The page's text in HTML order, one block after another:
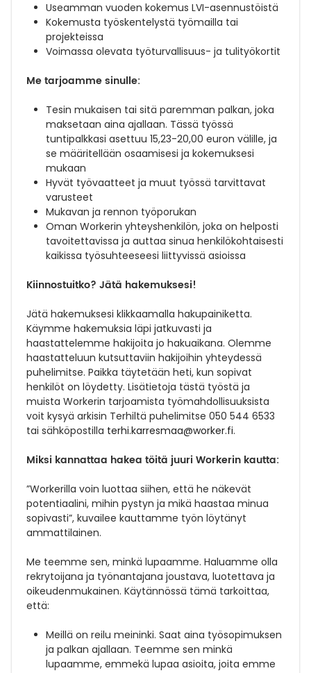
Useamman vuoden kokemus LVI-asennustöistä
Kokemusta työskentelystä työmailla tai
projekteissa
Voimassa olevata työturvallisuus- ja tulityökortit
Me tarjoamme sinulle:
Tesin mukaisen tai sitä paremman palkan, joka
maksetaan aina ajallaan. Tässä työssä
tuntipalkkasi asettuu 15,23-20,00 euron välille, ja
se määritellään osaamisesi ja kokemuksesi
mukaan
Hyvät työvaatteet ja muut työssä tarvittavat
varusteet
Mukavan ja rennon työporukan
Oman Workerin yhteyshenkilön, joka on helposti
tavoitettavissa ja auttaa sinua henkilökohtaisesti
kaikissa työsuhteeseesi liittyvissä asioissa
Kiinnostuitko? Jätä hakemuksesi!
Jätä hakemuksesi klikkaamalla hakupainiketta.
Käymme hakemuksia läpi jatkuvasti ja
haastattelemme hakijoita jo hakuaikana. Olemme
haastatteluun kutsuttaviin hakijoihin yhteydessä
puhelimitse. Paikka täytetään heti, kun sopivat
henkilöt on löydetty. Lisätietoja tästä työstä ja
muista Workerin tarjoamista työmahdollisuuksista
voit kysyä arkisin Terhiltä puhelimitse 050 544 6533
tai sähköpostilla terhi.karresmaa@worker.fi.
Miksi kannattaa hakea töitä juuri Workerin kautta:
”Workerilla voin luottaa siihen, että he näkevät
potentiaalini, mihin pystyn ja mikä haastaa minua
sopivasti”, kuvailee kauttamme työn löytänyt
ammattilainen.
Me teemme sen, minkä lupaamme. Haluamme olla
rekrytoijana ja työnantajana joustava, luotettava ja
oikeudenmukainen. Käytännössä tämä tarkoittaa,
että:
Meillä on reilu meininki. Saat aina työsopimuksen
ja palkan ajallaan. Teemme sen minkä
lupaamme, emmekä lupaa asioita, joita emme